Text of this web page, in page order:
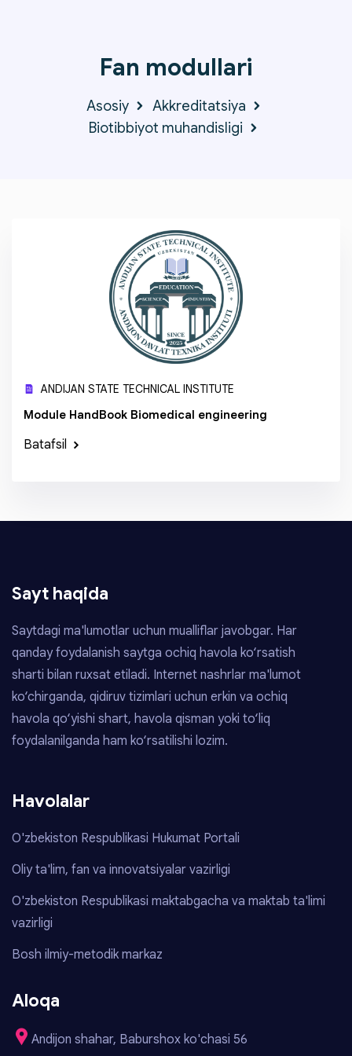
Fan modullari
Asosiy
Akkreditatsiya
Biotibbiyot muhandisligi
ANDIJAN STATE TECHNICAL INSTITUTE
Module HandBook Biomedical engineering
Batafsil
Sayt haqida
Saytdagi ma'lumotlar uchun mualliflar javobgar. Har
qanday foydalanish saytga ochiq havola ko‘rsatish
sharti bilan ruxsat etiladi. Internet nashrlar ma'lumot
ko‘chirganda, qidiruv tizimlari uchun erkin va ochiq
havola qo‘yishi shart, havola qisman yoki to‘liq
foydalanilganda ham ko‘rsatilishi lozim.
Havolalar
O'zbekiston Respublikasi Hukumat Portali
Oliy ta'lim, fan va innovatsiyalar vazirligi
O'zbekiston Respublikasi maktabgacha va maktab ta'limi
vazirligi
Bosh ilmiy-metodik markaz
Aloqa
Andijon shahar, Baburshox ko'chasi 56